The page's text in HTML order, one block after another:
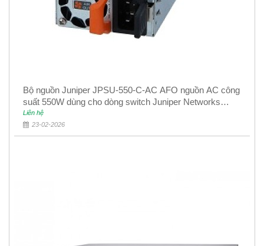
Bộ nguồn Juniper JPSU-550-C-AC AFO nguồn AC công
suất 550W dùng cho dòng switch Juniper Networks
EX4400
Liên hệ
23-02-2026